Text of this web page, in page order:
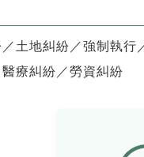
土地糾紛／強制執行
療糾紛／勞資糾紛